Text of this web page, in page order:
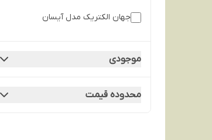
جهان الکتریک مدل آیسان
موجودی
محدوده قیمت